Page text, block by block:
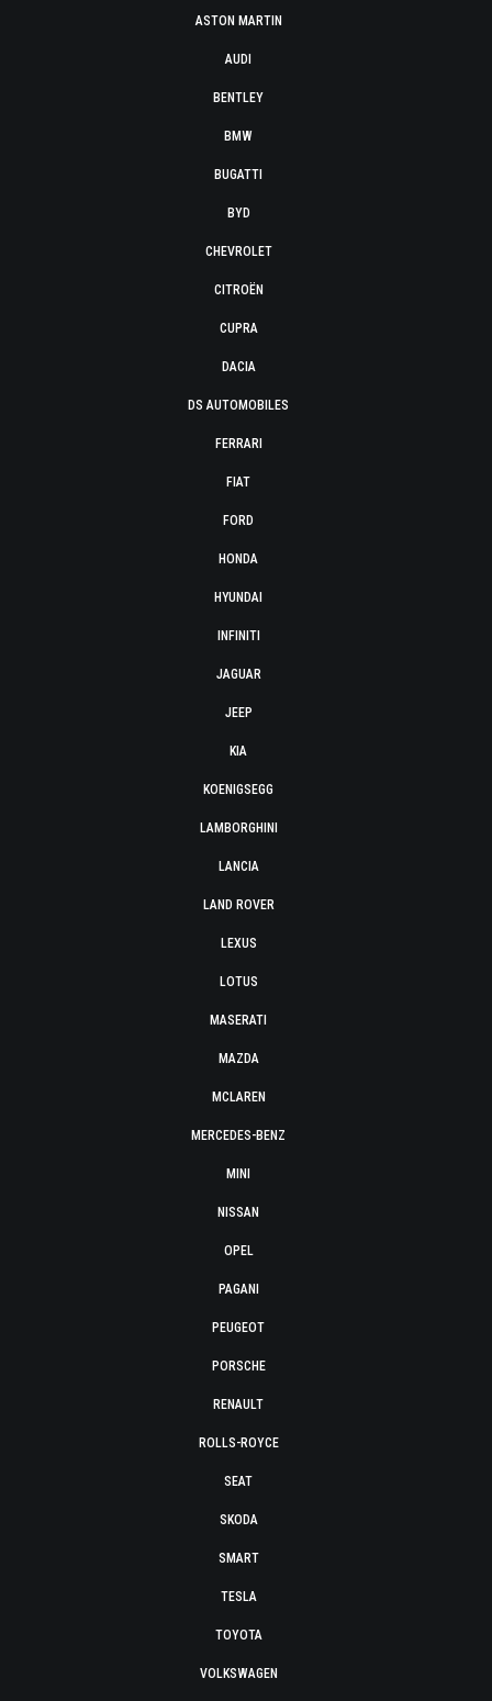
ASTON MARTIN
AUDI
BENTLEY
BMW
BUGATTI
BYD
CHEVROLET
CITROËN
CUPRA
DACIA
DS AUTOMOBILES
FERRARI
FIAT
FORD
HONDA
HYUNDAI
INFINITI
JAGUAR
JEEP
KIA
KOENIGSEGG
LAMBORGHINI
LANCIA
LAND ROVER
LEXUS
LOTUS
MASERATI
MAZDA
MCLAREN
MERCEDES-BENZ
MINI
NISSAN
OPEL
PAGANI
PEUGEOT
PORSCHE
RENAULT
ROLLS-ROYCE
SEAT
SKODA
SMART
TESLA
TOYOTA
VOLKSWAGEN